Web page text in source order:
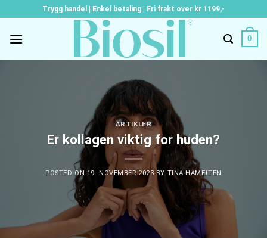
to
content
Trygg handel | Enkel betaling | Fri frakt over kr 1199,-
0
ARTIKLER
Er kollagen viktig for huden?
POSTED ON 19. NOVEMBER 2023 BY TINA HAMELTEN